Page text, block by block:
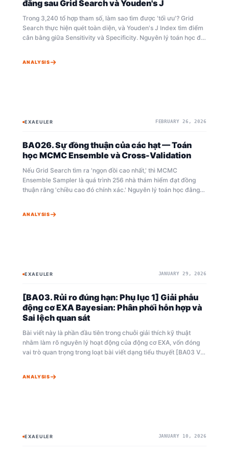
đằng sau Grid Search và Youden's J
Trong 3,240 tổ hợp tham số, làm sao tìm được 'tối ưu'? Grid
Search thực hiện quét toàn diện, và Youden's J Index tìm điểm
cân bằng giữa Sensitivity và Specificity. Nguyên lý toán học để
bối cảnh kinh doanh.
ANALYSIS
BAYESIAN
EXAEULER FEBRUARY 26, 2026
BA026. Sự đồng thuận của các hạt — Toán
học MCMC Ensemble và Cross-Validation
Nếu Grid Search tìm ra 'ngọn đồi cao nhất,' thì MCMC
Ensemble Sampler là quá trình 256 nhà thám hiểm đạt đồng
thuận rằng 'chiều cao đó chính xác.' Nguyên lý toán học đằng
Lift analysis — được giải thích cùng bối cảnh kinh doanh.
ANALYSIS
BAYESIAN
EXAEULER JANUARY 29, 2026
[BA03. Rủi ro đúng hạn: Phụ lục 1] Giải phẫu
động cơ EXA Bayesian: Phân phối hỗn hợp và
Sai lệch quan sát
Bài viết này là phần đầu tiên trong chuỗi giải thích kỹ thuật
nhằm làm rõ nguyên lý hoạt động của động cơ EXA, vốn đóng
vai trò quan trọng trong loạt bài viết dạng tiểu thuyết [BA03 Vật
Chain Monte Carlo) Gibbs Sampling — những kỹ thuật cao cấp
Bayesian mở rộng khái niệm theo từng giai đoạn, việc xem xét
ANALYSIS
BAYESIAN
EXAEULER JANUARY 10, 2026